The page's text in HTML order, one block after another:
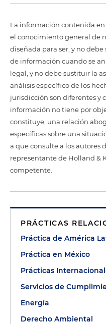
La información contenida
el conocimiento general de
diseñada para ser, y no
de información cuando se
legal, y no debe sustituir la
análisis específico de los
jurisdicción son diferentes y
información no tiene por
constituye, una relación
específicas sobre una
a que consulte a los autores
representante de Holland &
competente.
PRÁCTICAS
Práctica de América
Práctica en México
Prácticas
Servicios de
Energía
Derecho Ambiental